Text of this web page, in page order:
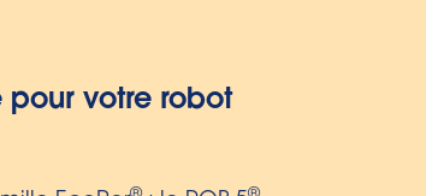
avec un film